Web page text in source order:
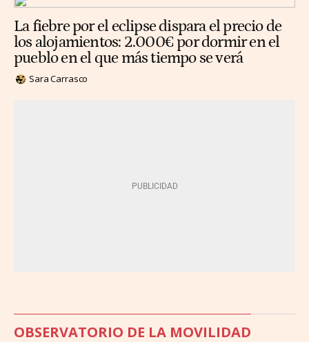
La fiebre por el eclipse dispara el precio de
los alojamientos: 2.000€ por dormir en el
pueblo en el que más tiempo se verá
Sara Carrasco
OBSERVATORIO DE LA MOVILIDAD